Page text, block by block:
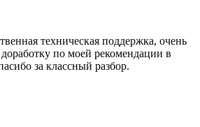
техническая поддержка, очень
по моей рекомендации в
за классный разбор.